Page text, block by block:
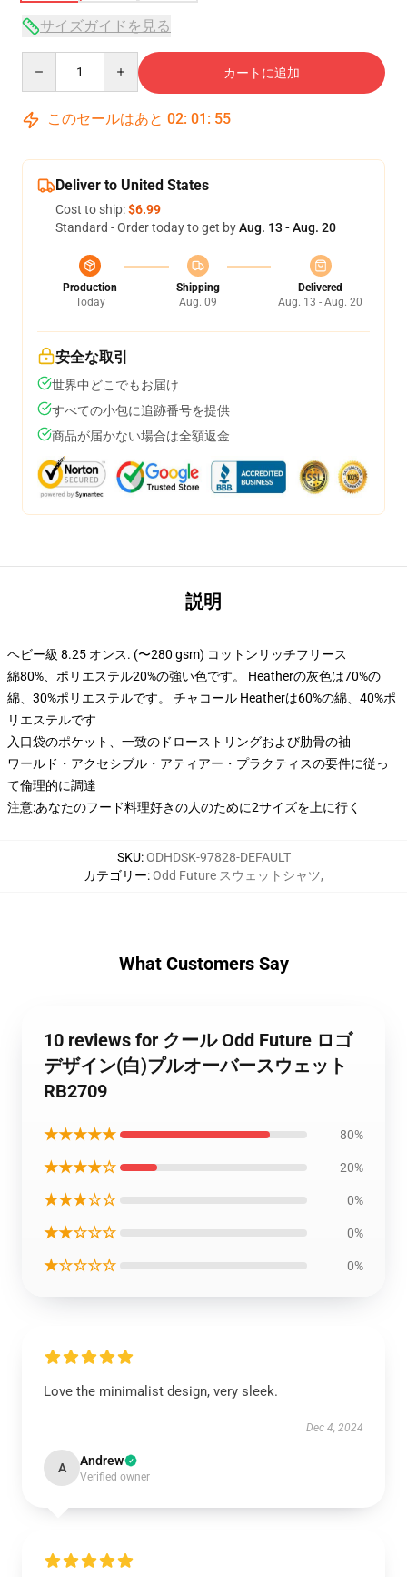
サイズガイドを見る
カートに追加
このセールはあと 02: 01 : 54
Deliver to United States
Cost to ship:$6.99
Standard - Order today to get byAug. 13 - Aug. 20
Production
Today
Shipping
Aug. 09
Delivered
Aug. 13 - Aug. 20
安全な取引
世界中どこでもお届け
すべての小包に追跡番号を提供
商品が届かない場合は全額返金
説明
ヘビー級 8.25 オンス. (〜280 gsm) コットンリッチフリース
綿80%、ポリエステル20%の強い色です。 Heatherの灰色は70%の
綿、30%ポリエステルです。 チャコール Heatherは60%の綿、40%ポ
リエステルです
入口袋のポケット、一致のドローストリングおよび肋骨の袖
ワールド・アクセシブル・アティアー・プラクティスの要件に従っ
て倫理的に調達
注意:あなたのフード料理好きの人のために2サイズを上に行く
SKU:ODHDSK-97828-DEFAULT
カテゴリー:Odd Future スウェットシャツ,
What Customers Say
10 reviews for クール Odd Future ロゴ
デザイン(白)プルオーバースウェット
RB2709
★★★★★ 80%
★★★★☆ 20%
★★★☆☆ 0%
★★☆☆☆ 0%
★☆☆☆☆ 0%
Love the minimalist design, very sleek.
Dec 4, 2024
A Andrew
Verified owner